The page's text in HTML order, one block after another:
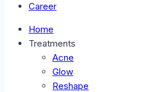
Career
Home
Treatments
Acne
Glow
Reshape